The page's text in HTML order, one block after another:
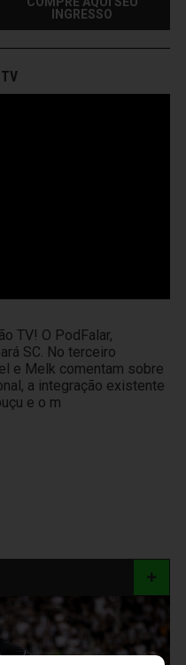
INGRESSO
TV
TV! O PodFalar,
SC. No terceiro
e Melk comentam sobre
a integração existente
e o m